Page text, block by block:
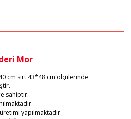
Mor
cm sırt 43*48 cm ölçülerinde
sahiptir.
yapılmaktadır.